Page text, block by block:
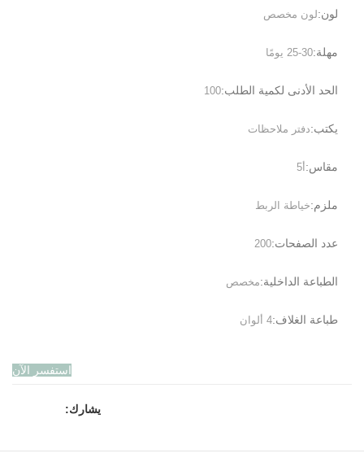
لون:لون مخصص
مهلة:25-30 يومًا
الحد الأدنى لكمية الطلب:100
يكتب:دفتر ملاحظات
مقاس:
ملزم:خياطة الربط
عدد الصفحات:200
الطباعة الداخلية:مخصص
طباعة الغلاف:4 ألوان
استفسر الآن
يشارك: